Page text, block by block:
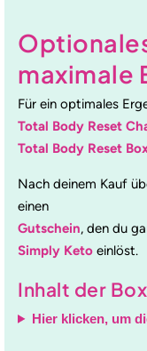
maximale
Für ein optimales
Total Body Reset
Total Body Reset
Nach deinem Kauf
einen
Gutschein, den du
Simply Keto einlöst.
Inhalt der
Hier klicken, um